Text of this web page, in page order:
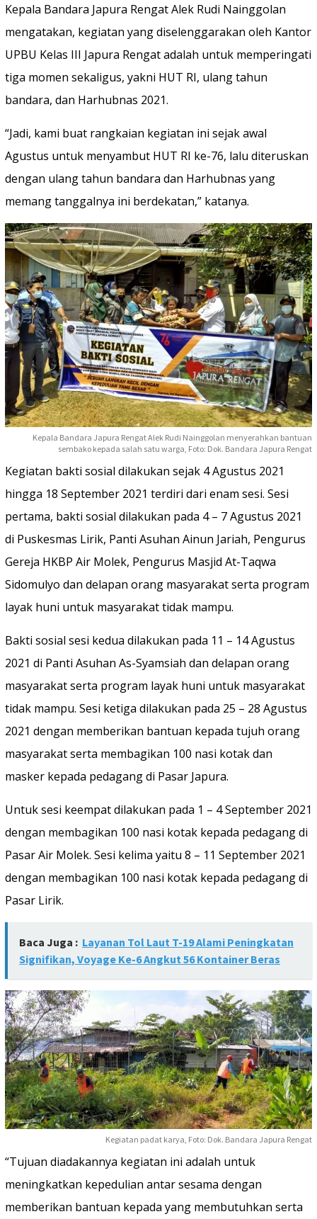
Kepala Bandara Japura Rengat Alek Rudi Nainggolan
mengatakan, kegiatan yang diselenggarakan oleh Kantor
UPBU Kelas III Japura Rengat adalah untuk memperingati
tiga momen sekaligus, yakni HUT RI, ulang tahun
bandara, dan Harhubnas 2021.
“Jadi, kami buat rangkaian kegiatan ini sejak awal
Agustus untuk menyambut HUT RI ke-76, lalu diteruskan
dengan ulang tahun bandara dan Harhubnas yang
memang tanggalnya ini berdekatan,” katanya.
Kepala Bandara Japura Rengat Alek Rudi Nainggolan menyerahkan bantuan
sembako kepada salah satu warga, Foto: Dok. Bandara Japura Rengat
Kegiatan bakti sosial dilakukan sejak 4 Agustus 2021
hingga 18 September 2021 terdiri dari enam sesi. Sesi
pertama, bakti sosial dilakukan pada 4 – 7 Agustus 2021
di Puskesmas Lirik, Panti Asuhan Ainun Jariah, Pengurus
Gereja HKBP Air Molek, Pengurus Masjid At-Taqwa
Sidomulyo dan delapan orang masyarakat serta program
layak huni untuk masyarakat tidak mampu.
Bakti sosial sesi kedua dilakukan pada 11 – 14 Agustus
2021 di Panti Asuhan As-Syamsiah dan delapan orang
masyarakat serta program layak huni untuk masyarakat
tidak mampu. Sesi ketiga dilakukan pada 25 – 28 Agustus
2021 dengan memberikan bantuan kepada tujuh orang
masyarakat serta membagikan 100 nasi kotak dan
masker kepada pedagang di Pasar Japura.
Untuk sesi keempat dilakukan pada 1 – 4 September 2021
dengan membagikan 100 nasi kotak kepada pedagang di
Pasar Air Molek. Sesi kelima yaitu 8 – 11 September 2021
dengan membagikan 100 nasi kotak kepada pedagang di
Pasar Lirik.
Baca Juga : Layanan Tol Laut T-19 Alami Peningkatan
Signifikan, Voyage Ke-6 Angkut 56 Kontainer Beras
Kegiatan padat karya, Foto: Dok. Bandara Japura Rengat
“Tujuan diadakannya kegiatan ini adalah untuk
meningkatkan kepedulian antar sesama dengan
memberikan bantuan kepada yang membutuhkan serta